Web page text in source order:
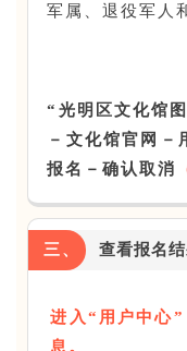
军属、退役军人
“光明区文化馆
－文化馆官网－
报名－确认取消
三、 查看报名
进入“用户中心
息。